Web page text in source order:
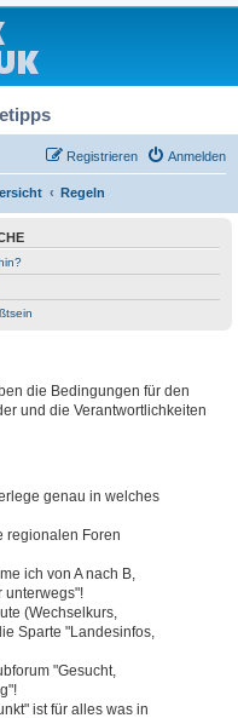
Anmelden
Registrieren
Regeln
die Bedingungen für den
und die Verantwortlichkeiten
genau in welches
regionalen Foren
ich von A nach B,
unterwegs"!
(Wechselkurs,
Sparte "Landesinfos,
"Gesucht,
ist für alles was in